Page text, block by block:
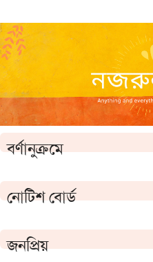
বর্ণানুক্রমে
নোটিশ বোর্ড
জনপ্রিয়